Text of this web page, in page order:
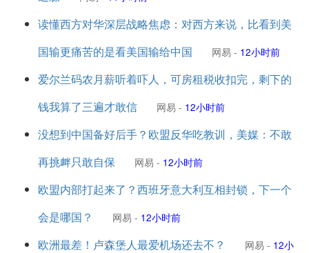
读懂西方对华深层战略焦虑：对西方来说，比看到美
国输更痛苦的是看美国输给中国
网易 - 12小时前
爱尔兰码农月薪听着吓人，可房租税收扣完，剩下的
钱我算了三遍才敢信
网易 - 12小时前
没想到中国备好后手？欧盟反华吃教训，美媒：不敢
再挑衅只敢自保
网易 - 12小时前
欧盟内部打起来了？西班牙意大利互相封锁，下一个
会是哪国？
网易 - 12小时前
欧洲最差！卢森堡人最爱机场还去不？ 网易 - 12小